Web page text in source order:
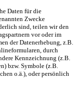
Daten für die
Zwecke
sind, teilen wir den
vor oder im
der Datenerhebung, z.B.
durch
Kennzeichnung (z.B.
bzw. Symbole (z.B.
o.ä.), oder persönlich